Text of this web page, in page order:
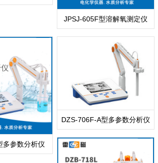
JPSJ-605F型溶解氧测定仪
多参数分析仪
DZS-706F-A型多参数分析仪